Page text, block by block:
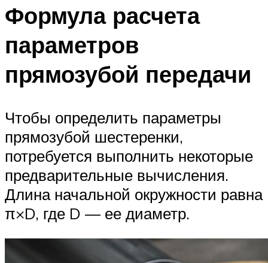
Формула расчета
параметров
прямозубой передачи
Чтобы определить параметры
прямозубой шестеренки,
потребуется выполнить некоторые
предварительные вычисления.
Длина начальной окружности равна
π×D, где D — ее диаметр.